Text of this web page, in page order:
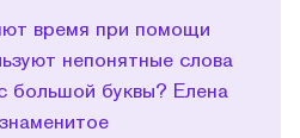
время при помощи
непонятные слова
большой буквы? Елена